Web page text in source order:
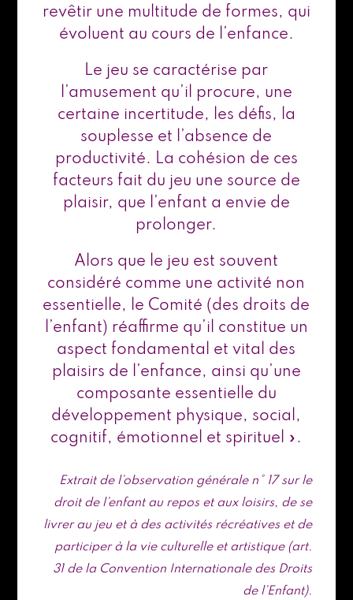
revêtir une multitude de formes, qui
évoluent au cours de l’enfance.
Le jeu se caractérise par
l’amusement qu’il procure, une
certaine incertitude, les défis, la
souplesse et l’absence de
productivité. La cohésion de ces
facteurs fait du jeu une source de
plaisir, que l’enfant a envie de
prolonger.
Alors que le jeu est souvent
considéré comme une activité non
essentielle, le Comité (des droits de
l’enfant) réaffirme qu’il constitue un
aspect fondamental et vital des
plaisirs de l’enfance, ainsi qu’une
composante essentielle du
développement physique, social,
cognitif, émotionnel et spirituel ».
Extrait de l’observation générale n° 17 sur le
droit de l’enfant au repos et aux loisirs, de se
livrer au jeu et à des activités récréatives et de
participer à la vie culturelle et artistique (art.
31 de la Convention Internationale des Droits
de l’Enfant).